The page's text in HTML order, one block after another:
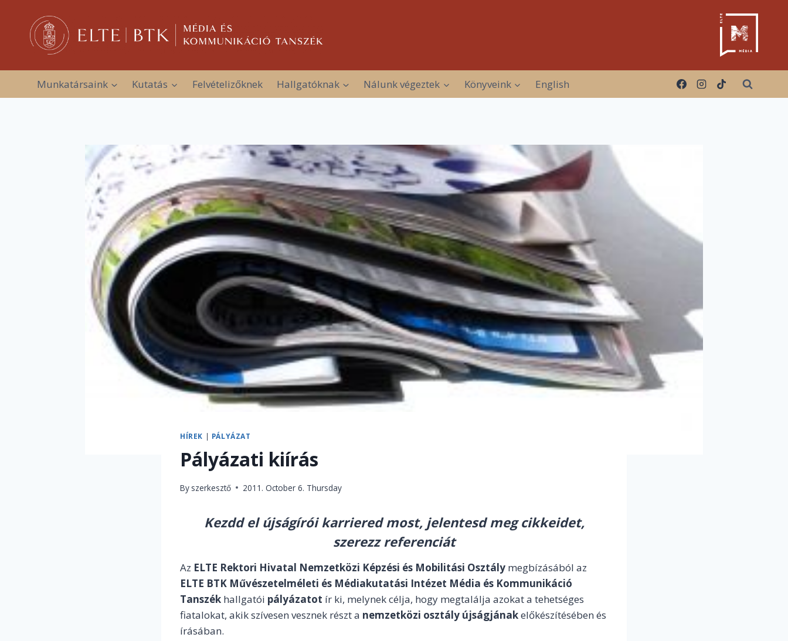
content
Munkatársaink Kutatás Felvételizőknek Hallgatóknak Nálunk végeztek Könyveink English
HÍREK | PÁLYÁZAT
Pályázati kiírás
By szerkesztő 2011. October 6. Thursday
Kezdd el újságírói karriered most, jelentesd meg cikkeidet,
szerezz referenciát
Az ELTE Rektori Hivatal Nemzetközi Képzési és Mobilitási Osztály megbízásából az
ELTE BTK Művészetelméleti és Médiakutatási Intézet Média és Kommunikáció
Tanszék hallgatói pályázatot ír ki, melynek célja, hogy megtalálja azokat a tehetséges
fiatalokat, akik szívesen vesznek részt a nemzetközi osztály újságjánakelőkészítésében és
írásában.